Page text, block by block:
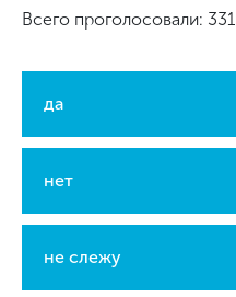
Всего проголосовали: 331
да
нет
не слежу